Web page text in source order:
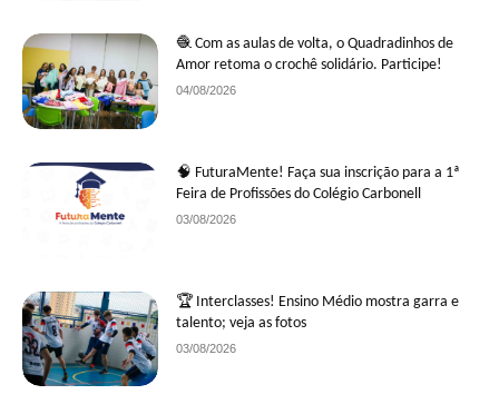
🧶 Com as aulas de volta, o Quadradinhos de
Amor retoma o crochê solidário. Participe!
04/08/2026
🧠 FuturaMente! Faça sua inscrição para a 1ª
Feira de Profissões do Colégio Carbonell
03/08/2026
🏆 Interclasses! Ensino Médio mostra garra e
talento; veja as fotos
03/08/2026